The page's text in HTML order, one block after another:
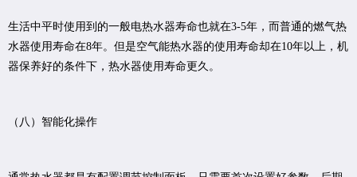
生活中平时使用到的一般电热水器寿命也就在3-5年，而普通的燃气热
水器使用寿命在8年。但是空气能热水器的使用寿命却在10年以上，机
器保养好的条件下，热水器使用寿命更久。
（八）智能化操作